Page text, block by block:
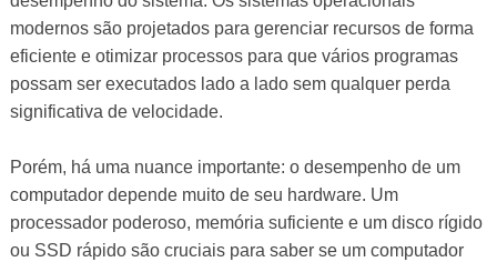
modernos são projetados para gerenciar recursos de forma
eficiente e otimizar processos para que vários programas
possam ser executados lado a lado sem qualquer perda
significativa de velocidade.
Porém, há uma nuance importante: o desempenho de um
computador depende muito de seu hardware. Um
processador poderoso, memória suficiente e um disco rígido
ou SSD rápido são cruciais para saber se um computador